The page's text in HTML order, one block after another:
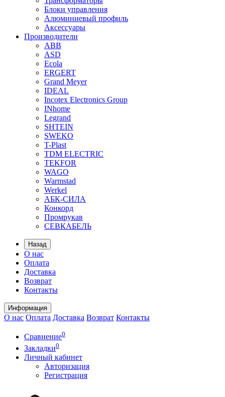
Блоки управления
Алюминиевый профиль
Аксессуары
Производители
ABB
ASD
Ecola
ERGERT
Grand Meyer
IDEAL
Incotex Electronics Group
INhome
Legrand
SHTEIN
SWEKO
T-Plast
TDM ELECTRIC
TEKFOR
WAGO
Warmstad
Werkel
АБК-СИЛА
Конкорд
Промрукав
СЕВКАБЕЛЬ
Назад
О нас
Оплата
Доставка
Возврат
Контакты
Информация
О нас Оплата Доставка Возврат Контакты
Сравнение0
Закладки0
Личный кабинет
Авторизация
Регистрация